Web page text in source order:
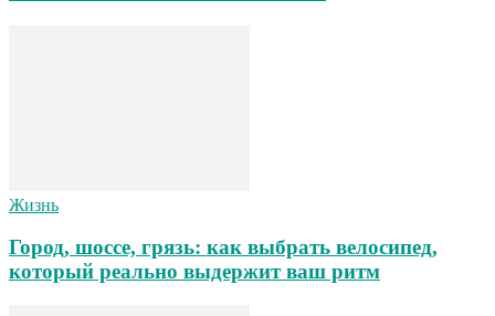
Жизнь
Город, шоссе, грязь: как выбрать велосипед,
который реально выдержит ваш ритм